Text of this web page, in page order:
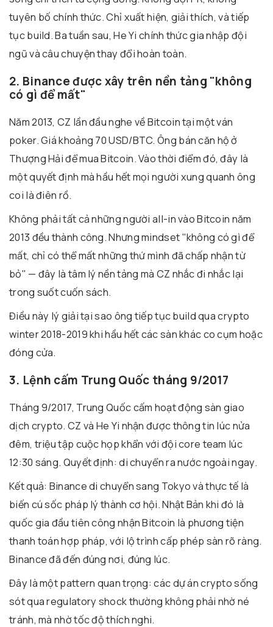
tuyên bố chính thức. Chỉ xuất hiện, giải thích, và tiếp
tục build. Ba tuần sau, He Yi chính thức gia nhập đội
ngũ và câu chuyện thay đổi hoàn toàn.
2. Binance được xây trên nền tảng "không
có gì để mất"
Năm 2013, CZ lần đầu nghe về Bitcoin tại một ván
poker. Giá khoảng 70 USD/BTC. Ông bán căn hộ ở
Thượng Hải để mua Bitcoin. Vào thời điểm đó, đây là
một quyết định mà hầu hết mọi người xung quanh ông
coi là điên rồ.
Không phải tất cả những người all-in vào Bitcoin năm
2013 đều thành công. Nhưng mindset "không có gì để
mất, chỉ có thể mất những thứ mình đã chấp nhận từ
bỏ" — đây là tâm lý nền tảng mà CZ nhắc đi nhắc lại
trong suốt cuốn sách.
Điều này lý giải tại sao ông tiếp tục build qua crypto
winter 2018-2019 khi hầu hết các sàn khác co cụm hoặc
đóng cửa.
3. Lệnh cấm Trung Quốc tháng 9/2017
Tháng 9/2017, Trung Quốc cấm hoạt động sàn giao
dịch crypto. CZ và He Yi nhận được thông tin lúc nửa
đêm, triệu tập cuộc họp khẩn với đội core team lúc
12:30 sáng. Quyết định: di chuyển ra nước ngoài ngay.
Kết quả: Binance di chuyển sang Tokyo và thực tế là
biến cú sốc pháp lý thành cơ hội. Nhật Bản khi đó là
quốc gia đầu tiên công nhận Bitcoin là phương tiện
thanh toán hợp pháp, với lộ trình cấp phép sàn rõ ràng.
Binance đã đến đúng nơi, đúng lúc.
Đây là một pattern quan trọng: các dự án crypto sống
sót qua regulatory shock thường không phải nhờ né
tránh, mà nhờ tốc độ thích nghi.